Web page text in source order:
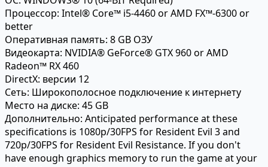
Процессор: Intel® Core™ i5-4460 or AMD FX™-6300 or
better
Оперативная память: 8 GB ОЗУ
Видеокарта: NVIDIA® GeForce® GTX 960 or AMD
Radeon™ RX 460
DirectX: версии 12
Сеть: Широкополосное подключение к интернету
Место на диске: 45 GB
Дополнительно: Anticipated performance at these
specifications is 1080p/30FPS for Resident Evil 3 and
720p/30FPS for Resident Evil Resistance. If you don't
have enough graphics memory to run the game at your